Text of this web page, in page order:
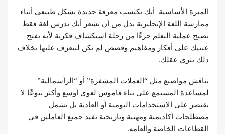
الميزة الأساسية أنك تكتسب معرفة جديدة بشكل طبيعي أثناء
ممارسة اللغة الإنجليزية بدل من أن تشعر أنك تدرس لغة فقط
تصبح عملية التعلم جزءًا من رحلة استكشاف فكرية لأنه يفتح
عينيك على أفكار ومفاهيم وقصص لم تكن لتتعرف عليها بخلاف
ذلك يثري عقلك.
يناقش مواضيع مثل “العملات المشفرة” أو “الرأسمالية”
لمساعدة المستمع على بناء قاموس لغوي أوسع وأكثر تنوعًا لا
يقتصر على الاستخدامات اليومية أو العادية بل يشمل
مصطلحات أكاديمية ومهنية وتاريخية تفيد جميع العاملين في
القطاعات الخاصة والعامه.